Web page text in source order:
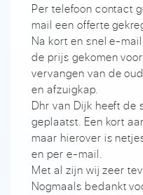
Per telefoon contact
mail een offerte
Na kort en snel e-
de prijs gekomen
vervangen van de
en afzuigkap.
Dhr van Dijk heeft de
geplaatst. Een kort
maar hierover is
en per e-mail.
Met al zijn wij zeer
Nogmaals bedankt